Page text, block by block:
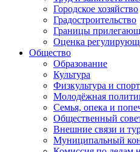
Городское хозяйство
Градостроительство
Границы
Оценка
Общество
Образование
Культура
Физкультура и спорт
Молодёжная
Семья, опека и
Общественный
Внешние связи и
Муниципальный